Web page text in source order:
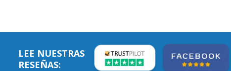
LEE NUESTRAS
RESEÑAS: